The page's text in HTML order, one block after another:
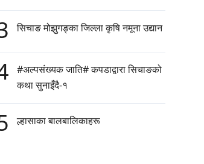
सिचाङ मोझुगङ्का जिल्ला कृषि नमूना उद्यान
#अल्पसंख्यक जाति# कपडाद्वारा सिचाङको
कथा सुनाइँदै-१
ल्हासाका बालबालिकाहरू